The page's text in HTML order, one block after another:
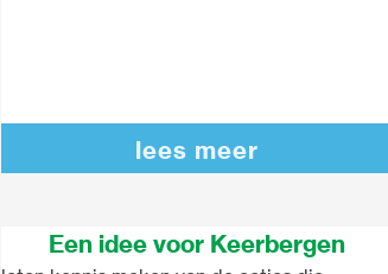
lees meer
Een idee voor Keerbergen